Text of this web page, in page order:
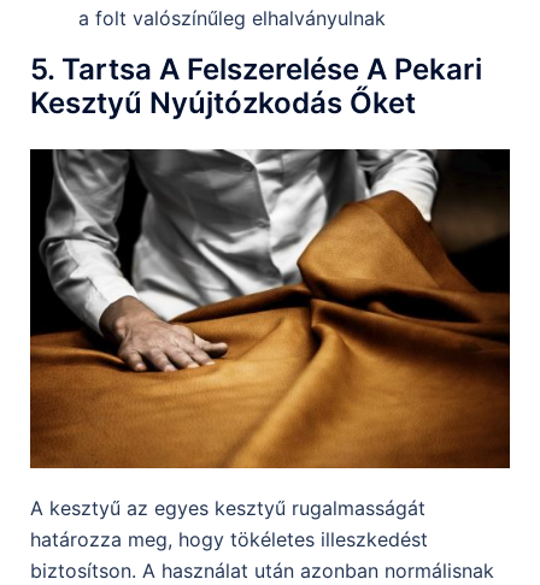
a folt valószínűleg elhalványulnak
5. Tartsa A Felszerelése A Pekari
Kesztyű Nyújtózkodás Őket
A kesztyű az egyes kesztyű rugalmasságát
határozza meg, hogy tökéletes illeszkedést
biztosítson. A használat után azonban normálisnak